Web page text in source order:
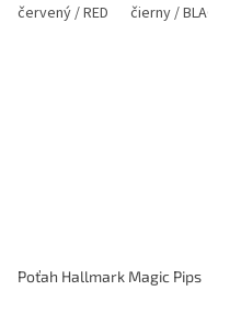
hviezdičiek.
červený / RED čierny / BLACK
Poťah Hallmark Magic Pips